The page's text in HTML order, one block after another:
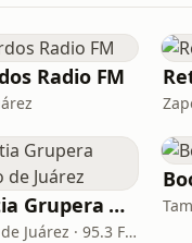
Radio FM
La Bestia Grupera Acapulco de Juárez
Acapulco de Juárez · 95.3 FM